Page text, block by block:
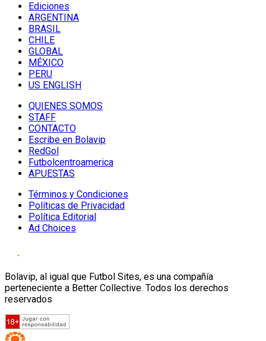
Ediciones
ARGENTINA
BRASIL
CHILE
GLOBAL
MÉXICO
PERU
US ENGLISH
QUIENES SOMOS
STAFF
CONTACTO
Escribe en Bolavip
RedGol
Futbolcentroamerica
APUESTAS
Términos y Condiciones
Políticas de Privacidad
Política Editorial
Ad Choices
Bolavip, al igual que Futbol Sites, es una compañía
perteneciente a Better Collective. Todos los derechos
reservados